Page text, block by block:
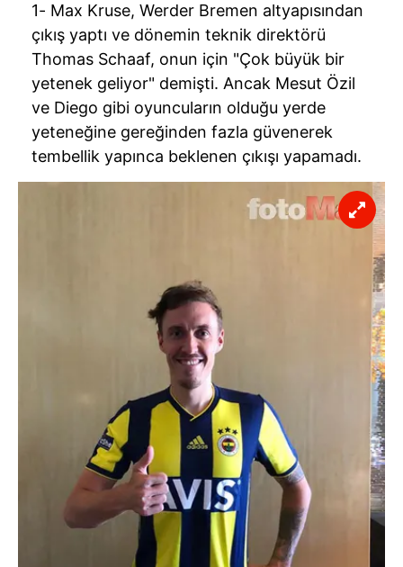
1- Max Kruse, Werder Bremen altyapısından
çıkış yaptı ve dönemin teknik direktörü
Thomas Schaaf, onun için "Çok büyük bir
yetenek geliyor" demişti. Ancak Mesut Özil
ve Diego gibi oyuncuların olduğu yerde
yeteneğine gereğinden fazla güvenerek
tembellik yapınca beklenen çıkışı yapamadı.